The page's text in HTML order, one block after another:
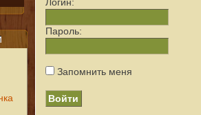
Логин:
Пароль:
Запомнить меня